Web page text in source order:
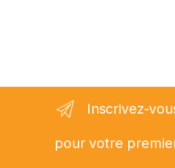
Inscrivez-
pour votre